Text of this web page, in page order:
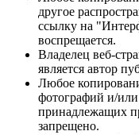
другое
ссылку на
воспрещается.
Владелец веб-
является автор
Любое
фотографий и/или
принадлежащих
запрещено.